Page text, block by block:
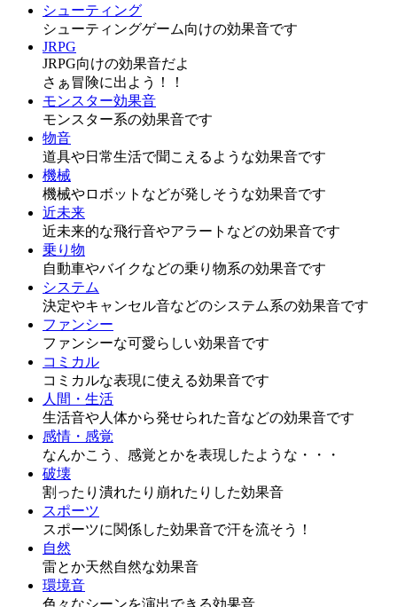
シューティング
シューティングゲーム向けの効果音です
JRPG
JRPG向けの効果音だよ
さぁ冒険に出よう！！
モンスター効果音
モンスター系の効果音です
物音
道具や日常生活で聞こえるような効果音です
機械
機械やロボットなどが発しそうな効果音です
近未来
近未来的な飛行音やアラートなどの効果音です
乗り物
自動車やバイクなどの乗り物系の効果音です
システム
決定やキャンセル音などのシステム系の効果音です
ファンシー
ファンシーな可愛らしい効果音です
コミカル
コミカルな表現に使える効果音です
人間・生活
生活音や人体から発せられた音などの効果音です
感情・感覚
なんかこう、感覚とかを表現したような・・・
破壊
割ったり潰れたり崩れたりした効果音
スポーツ
スポーツに関係した効果音で汗を流そう！
自然
雷とか天然自然な効果音
環境音
色々なシーンを演出できる効果音